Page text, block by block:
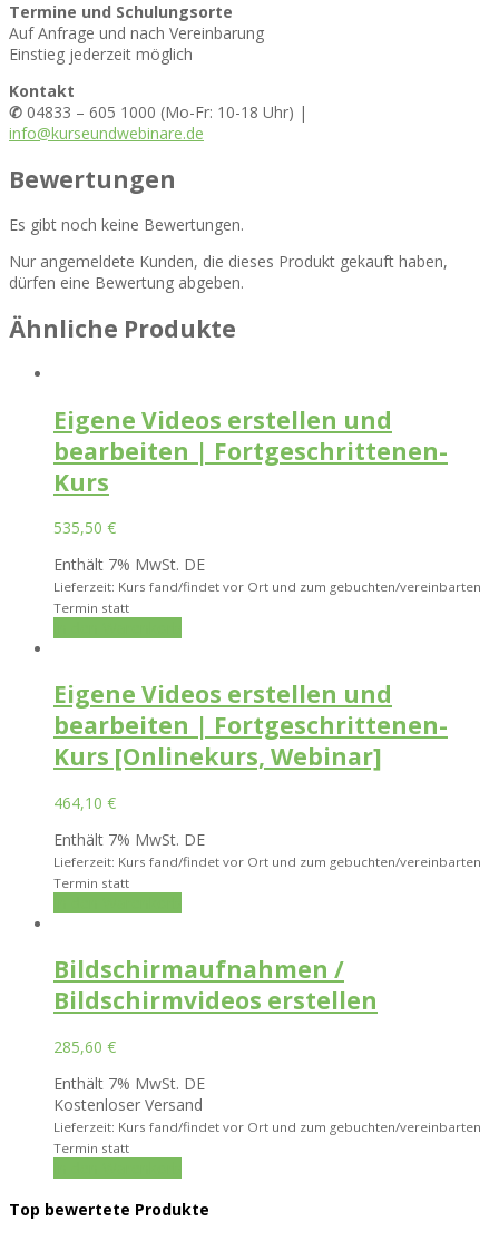
Termine und Schulungsorte
Auf Anfrage und nach Vereinbarung
Einstieg jederzeit möglich
Kontakt
✆ 04833 – 605 1000 (Mo-Fr: 10-18 Uhr) |
info@kurseundwebinare.de
Bewertungen
Es gibt noch keine Bewertungen.
Nur angemeldete Kunden, die dieses Produkt gekauft haben,
dürfen eine Bewertung abgeben.
Ähnliche Produkte
Eigene Videos erstellen und
bearbeiten | Fortgeschrittenen-
Kurs
535,50 €
Enthält 7% MwSt. DE
Lieferzeit: Kurs fand/findet vor Ort und zum gebuchten/vereinbarten
Termin statt
Eigene Videos erstellen und
bearbeiten | Fortgeschrittenen-
Kurs [Onlinekurs, Webinar]
464,10 €
Enthält 7% MwSt. DE
Lieferzeit: Kurs fand/findet vor Ort und zum gebuchten/vereinbarten
Termin statt
Bildschirmaufnahmen /
Bildschirmvideos erstellen
285,60 €
Enthält 7% MwSt. DE
Kostenloser Versand
Lieferzeit: Kurs fand/findet vor Ort und zum gebuchten/vereinbarten
Termin statt
Top bewertete Produkte